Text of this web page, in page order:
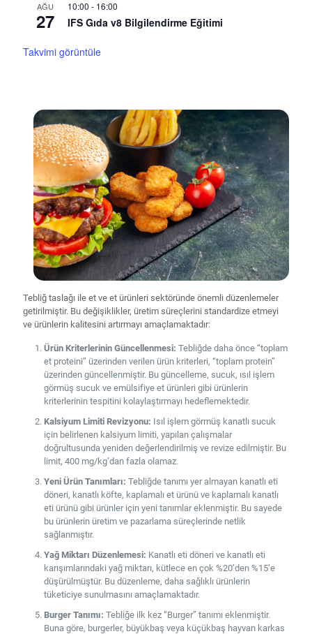
AĞU
27
10:00 - 16:00
IFS Gıda v8 Bilgilendirme Eğitimi
Takvimi görüntüle
Tebliğ taslağı ile et ve et ürünleri sektöründe önemli düzenlemeler
getirilmiştir. Bu değişiklikler, üretim süreçlerini standardize etmeyi
ve ürünlerin kalitesini artırmayı amaçlamaktadır:
Ürün Kriterlerinin Güncellenmesi: Tebliğde daha önce “toplam
et proteini” üzerinden verilen ürün kriterleri, “toplam protein”
üzerinden güncellenmiştir. Bu güncelleme, sucuk, ısıl işlem
görmüş sucuk ve emülsifiye et ürünleri gibi ürünlerin
kriterlerinin tespitini kolaylaştırmayı hedeflemektedir.
Kalsiyum Limiti Revizyonu: Isıl işlem görmüş kanatlı sucuk
için belirlenen kalsiyum limiti, yapılan çalışmalar
doğrultusunda yeniden değerlendirilmiş ve revize edilmiştir. Bu
limit, 400 mg/kg’dan fazla olamaz.
Yeni Ürün Tanımları: Tebliğde tanımı yer almayan kanatlı eti
döneri, kanatlı köfte, kaplamalı et ürünü ve kaplamalı kanatlı
eti ürünü gibi ürünler için yeni tanımlar eklenmiştir. Bu sayede
bu ürünlerin üretim ve pazarlama süreçlerinde netlik
sağlanmıştır.
Yağ Miktarı Düzenlemesi: Kanatlı eti döneri ve kanatlı eti
karışımlarındaki yağ miktarı, kütlece en çok %20’den %15’e
düşürülmüştür. Bu düzenleme, daha sağlıklı ürünlerin
tüketiciye sunulmasını amaçlamaktadır.
Burger Tanımı: Tebliğe ilk kez “Burger” tanımı eklenmiştir.
Buna göre, burgerler, büyükbaş veya küçükbaş hayvan karkas